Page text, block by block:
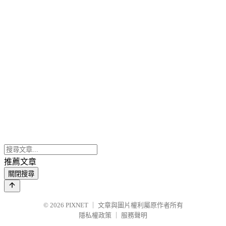
推薦文章
關閉搜尋
© 2026 PIXNET
文章與圖片權利屬原作者所有
隱私權政策
服務聲明